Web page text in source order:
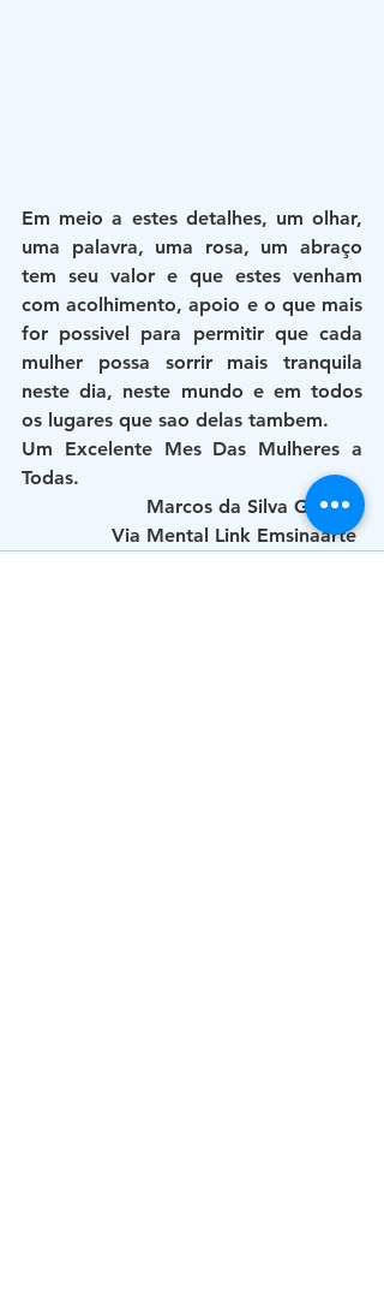
Em meio a estes detalhes, um olhar,
uma palavra, uma rosa, um abraço
tem seu valor e que estes venham
com acolhimento, apoio e o que mais
for possivel para permitir que cada
mulher possa sorrir mais tranquila
neste dia, neste mundo e em todos
os lugares que sao delas tambem.
Um Excelente Mes Das Mulheres a
Todas.
Marcos da Silva Gomes
Via Mental Link Emsinaarte